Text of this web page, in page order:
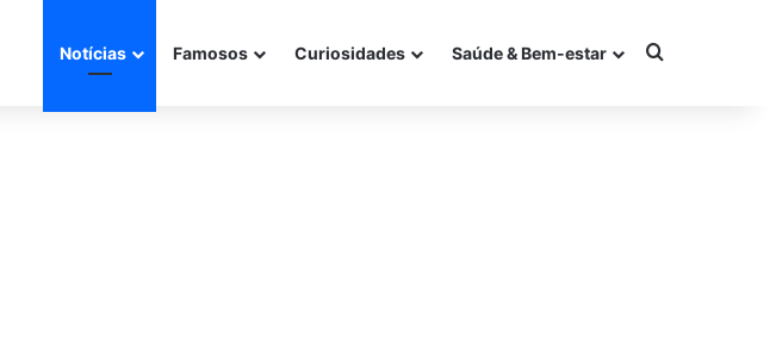
Notícias Famosos Curiosidades Saúde & Bem-estar Procurar por